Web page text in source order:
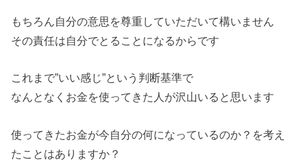
もちろん自分の意思を尊重していただいて構いません
その責任は自分でとることになるからです
これまで”いい感じ”という判断基準で
なんとなくお金を使ってきた人が沢山いると思います
使ってきたお金が今自分の何になっているのか？を考え
たことはありますか？